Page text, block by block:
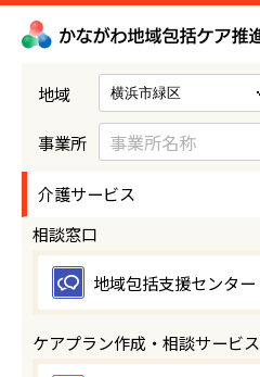
地域
事業所 事業所名称
介護サービス
相談窓口
地域包括支援センター
ケアプラン作成・相談サービス